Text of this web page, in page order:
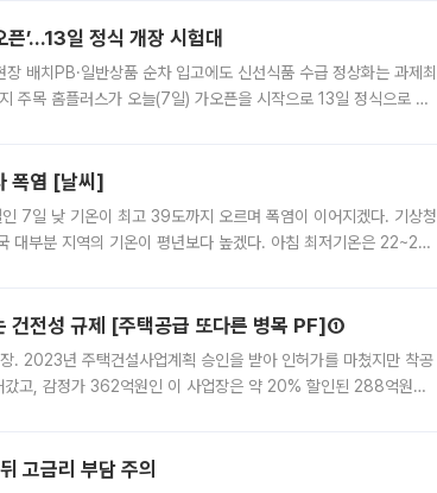
’...13일 정식 개장 시험대
배치PB·일반상품 순차 입고에도 신선식품 수급 정상화는 과제최
주목 홈플러스가 오늘(7일) 가오픈을 시작으로 13일 정식으로 재
폭염 [날씨]
인 7일 낮 기온이 최고 39도까지 오르며 폭염이 이어지겠다. 기상청
대부분 지역의 기온이 평년보다 높겠다. 아침 최저기온은 22~27
건전성 규제 [주택공급 또다른 병목 PF]①
. 2023년 주택건설사업계획 승인을 받아 인허가를 마쳤지만 착공
갔고, 감정가 362억원인 이 사업장은 약 20% 할인된 288억원에
고금리 부담 주의